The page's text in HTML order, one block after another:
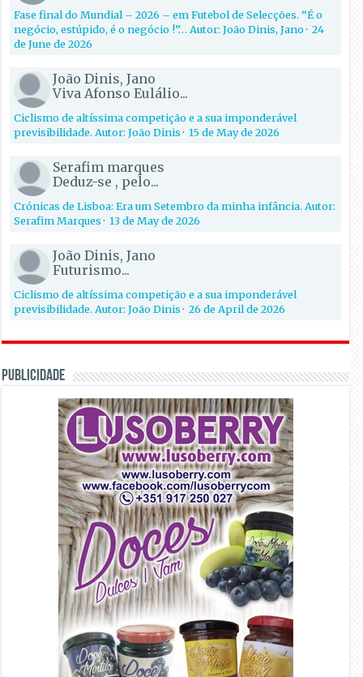
Fase final do Mundial – 2026 – em Futebol de Selecções. “É o
negócio, estúpido, é o negócio !”… Autor: João Dinis, Jano·24
de June de 2026
João Dinis, Jano
Viva Afonso Eulálio...
Ciclismo de altíssima competição e a sua imponderável
previsibilidade. Autor: João Dinis·15 de May de 2026
Serafim marques
Deduz-se , pelo...
Crónicas de Lisboa: Era um Setembro da minha infância. Autor:
Serafim Marques·13 de May de 2026
João Dinis, Jano
Futurismo...
Ciclismo de altíssima competição e a sua imponderável
previsibilidade. Autor: João Dinis·26 de April de 2026
PUBLICIDADE